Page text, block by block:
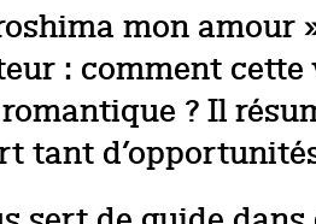
mon amour
: comment
? Il
tant